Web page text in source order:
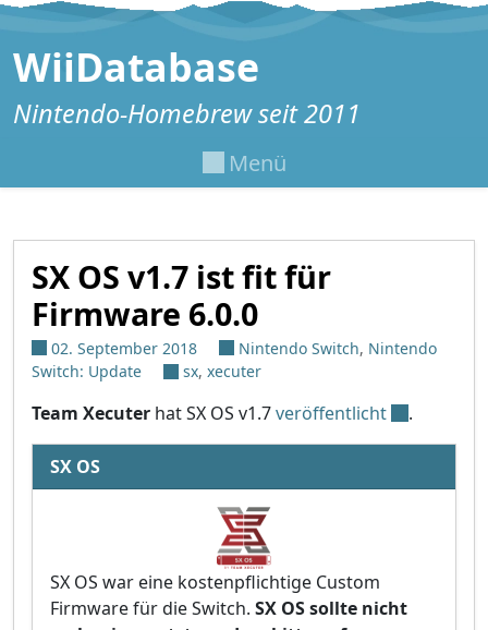
Zum Inhalt springen
WiiDatabase
Nintendo-Homebrew seit 2011
Menü
SX OS v1.7 ist fit für
Firmware 6.0.0
02. September 2018 Nintendo Switch, Nintendo
Switch: Update
sx, xecuter
Team Xecuter hat SX OS v1.7veröffentlicht .
SX OS
SX OS war eine kostenpflichtige Custom
Firmware für die Switch. SX OS sollte nicht